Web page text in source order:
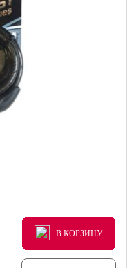
В КОРЗИНУ
В КОРЗИНУ
В КОРЗИНУ